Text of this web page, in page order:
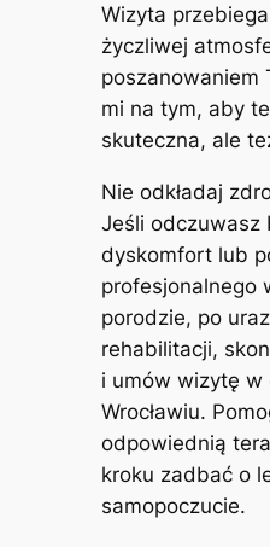
Wizyta
życzliwej
poszanowaniem
mi na tym, aby
skuteczna, ale
Nie odkładaj
Jeśli odczuwasz
dyskomfort lub
profesjonalnego
porodzie, po
rehabilitacji,
i umów wizytę w
Wrocławiu.
odpowiednią
kroku zadbać o
samopoczucie.